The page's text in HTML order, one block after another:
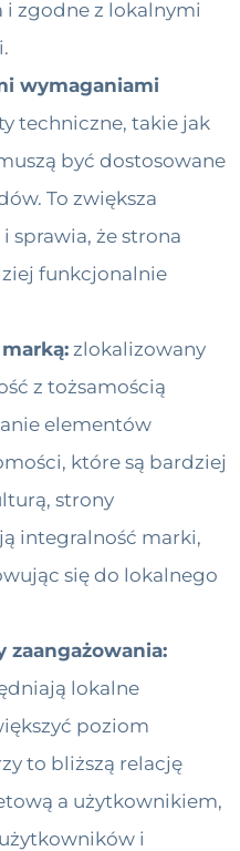
i zgodne z lokalnymi
wymaganiami
techniczne, takie jak
być dostosowane
To zwiększa
sprawia, że strona
funkcjonalnie
zlokalizowany
z tożsamością
elementów
które są bardziej
strony
integralność marki,
się do lokalnego
zaangażowania:
lokalne
poziom
to bliższą relację
a użytkownikiem,
i